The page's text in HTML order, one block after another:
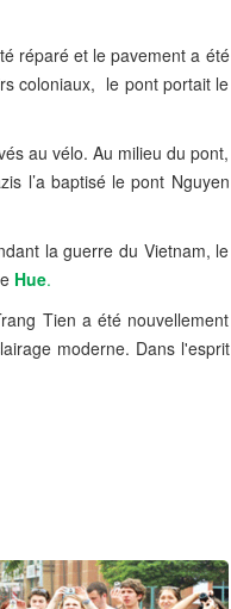
réparé et le pavement a été
coloniaux, le pont portait le
au vélo. Au milieu du pont,
l’a baptisé le pont Nguyen
la guerre du Vietnam, le
Hue.
Tien a été nouvellement
moderne. Dans l'esprit